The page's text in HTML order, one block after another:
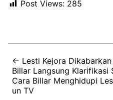
Post Views: 285
← Lesti Kejora
Billar Langsung Klarifikasi
Cara Billar Menghidupi
un TV